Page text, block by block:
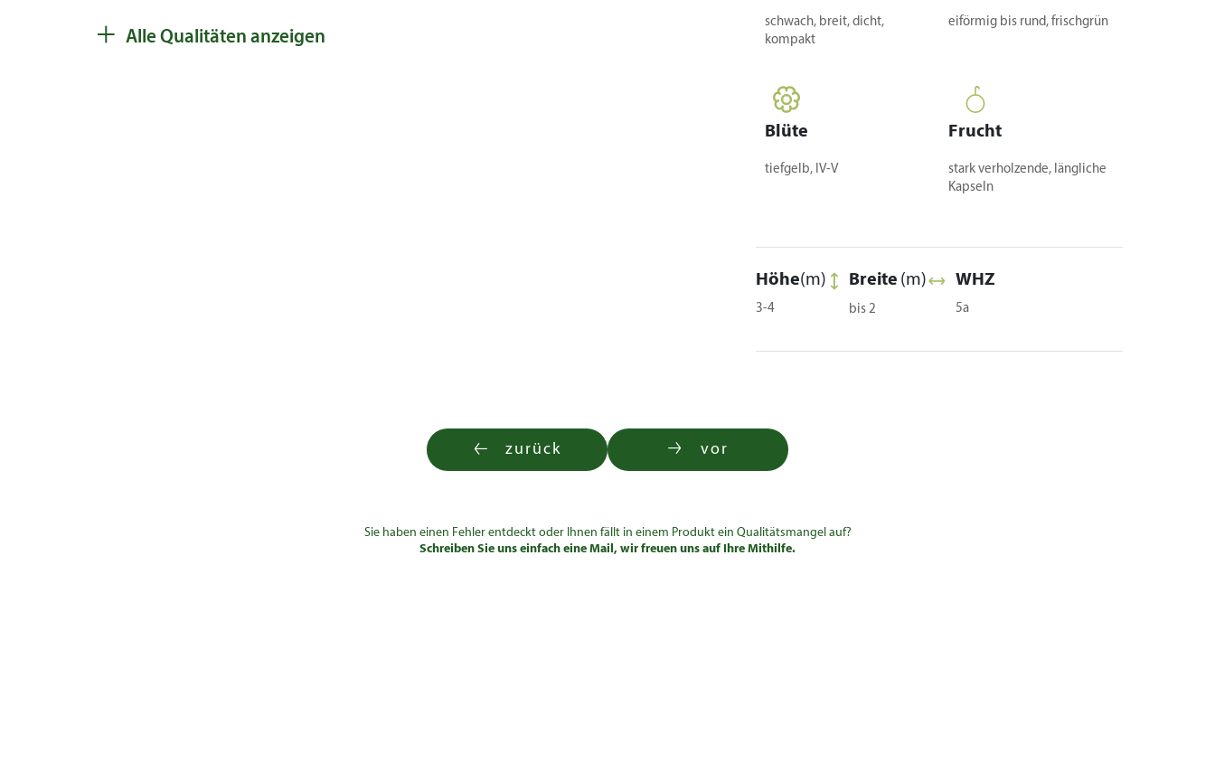
+ Alle Qualitäten anzeigen
schwach, breit, dicht,
kompakt
eiförmig bis rund, frischgrün
Blüte
tiefgelb, IV-V
Frucht
stark verholzende, längliche
Kapseln
Höhe(m)
3-4
Breite (m)
bis 2
WHZ
5a
zurück vor
Sie haben einen Fehler entdeckt oder Ihnen fällt in einem Produkt ein Qualitätsmangel auf?
Schreiben Sie uns einfach eine Mail, wir freuen uns auf Ihre Mithilfe.